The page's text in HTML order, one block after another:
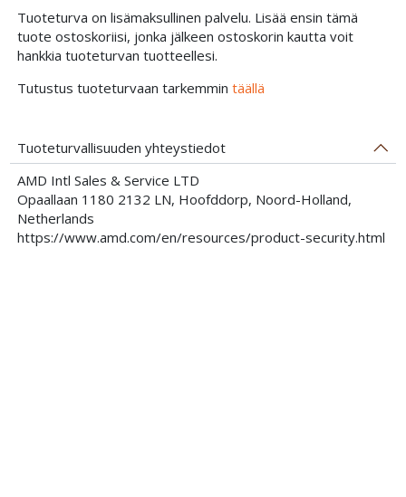
Tuoteturva on lisämaksullinen palvelu. Lisää ensin tämä
tuote ostoskoriisi, jonka jälkeen ostoskorin kautta voit
hankkia tuoteturvan tuotteellesi.
Tutustus tuoteturvaan tarkemmin täällä
Tuoteturvallisuuden yhteystiedot
AMD Intl Sales & Service LTD
Opaallaan 1180 2132 LN, Hoofddorp, Noord-Holland,
Netherlands
https://www.amd.com/en/resources/product-security.html